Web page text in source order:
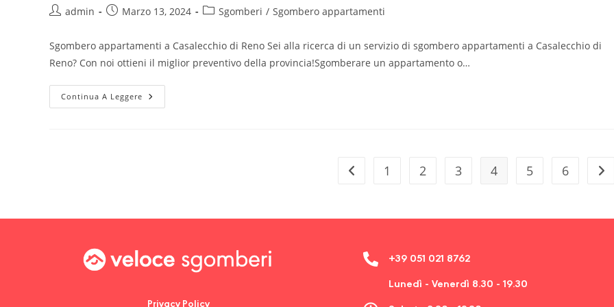
admin Marzo 13, 2024 Sgomberi / Sgombero appartamenti
Sgombero appartamenti a Casalecchio di Reno Sei alla ricerca di un servizio di sgombero appartamenti a Casalecchio di
Reno? Con noi ottieni il miglior preventivo della provincia!Sgomberare un appartamento o…
Continua A Leggere
1 2 3 4 5 6
Privacy Policy
+39 051 021 8762
Lunedì - Venerdì 8.30 - 19.30